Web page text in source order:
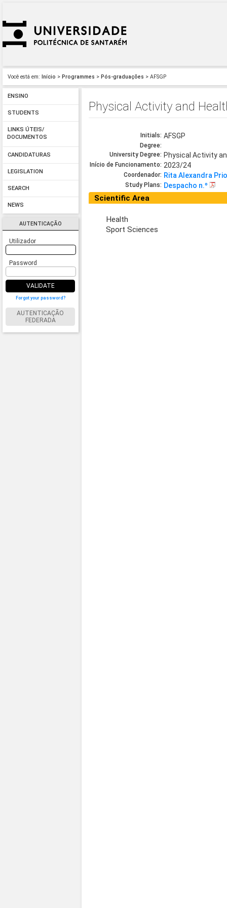
Você está em: Início > Programmes > Pós-graduações > AFSGP
ENSINO
STUDENTS
LINKS ÚTEIS/
DOCUMENTOS
CANDIDATURAS
LEGISLATION
SEARCH
NEWS
AUTENTICAÇÃO
Utilizador
Password
VALIDATE
Forgot your password?
AUTENTICAÇÃO
FEDERADA
Physical Activity and
Initials: AFSGP
Degree:
University Degree: Physical Activity
Início de Funcionamento: 2023/24
Coordenador: Rita Alexandra
Study Plans: Despacho n.º
Scientific Area
Health
Sport Sciences